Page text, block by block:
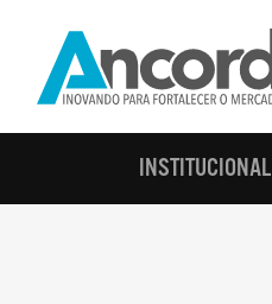
INSTITUCIONAL